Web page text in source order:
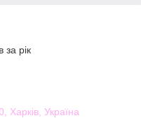
за рік
Харків, Україна